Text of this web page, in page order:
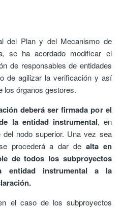
del Plan y del Mecanismo de
se ha acordado modificar el
de responsables de entidades
de agilizar la verificación y así
los órganos gestores.
deberá ser firmada por el
la entidad instrumental, en
nodo superior. Una vez sea
procederá a dar de alta en
de todos los subproyectos
entidad instrumental a la
el caso de los subproyectos